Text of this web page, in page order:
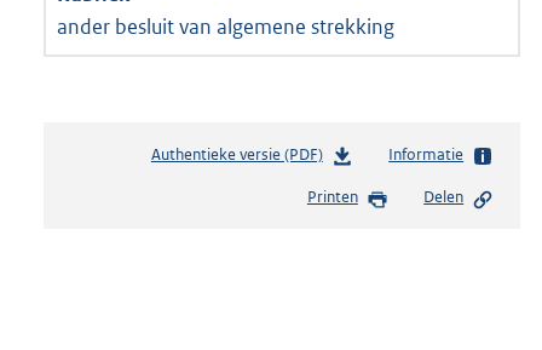
ander besluit van algemene strekking
Authentieke versie (PDF)b
s
Informatie
Printen Delen